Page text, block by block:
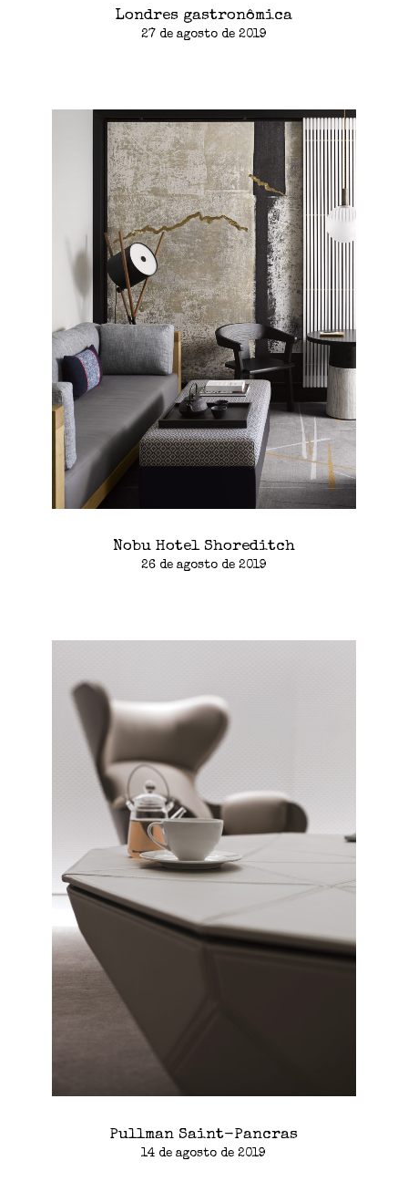
Londres gastronômica
27 de agosto de 2019
Nobu Hotel Shoreditch
26 de agosto de 2019
Pullman Saint-Pancras
14 de agosto de 2019